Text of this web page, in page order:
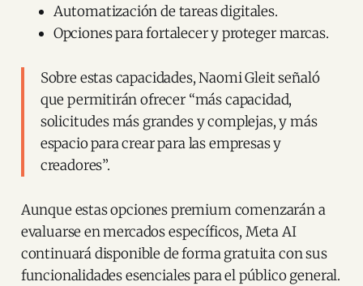
Automatización de tareas digitales.
Opciones para fortalecer y proteger marcas.
Sobre estas capacidades, Naomi Gleit señaló
que permitirán ofrecer “más capacidad,
solicitudes más grandes y complejas, y más
espacio para crear para las empresas y
creadores”.
Aunque estas opciones premium comenzarán a
evaluarse en mercados específicos, Meta AI
continuará disponible de forma gratuita con sus
funcionalidades esenciales para el público general.